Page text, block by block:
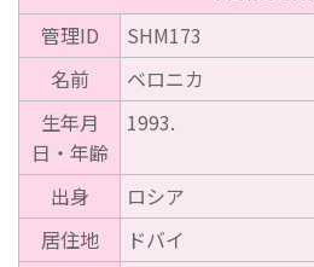
管理ID
SHM173
名前
ベロニカ
生年月
日・年齢
1993.
出身
ロシア
居住地
ドバイ